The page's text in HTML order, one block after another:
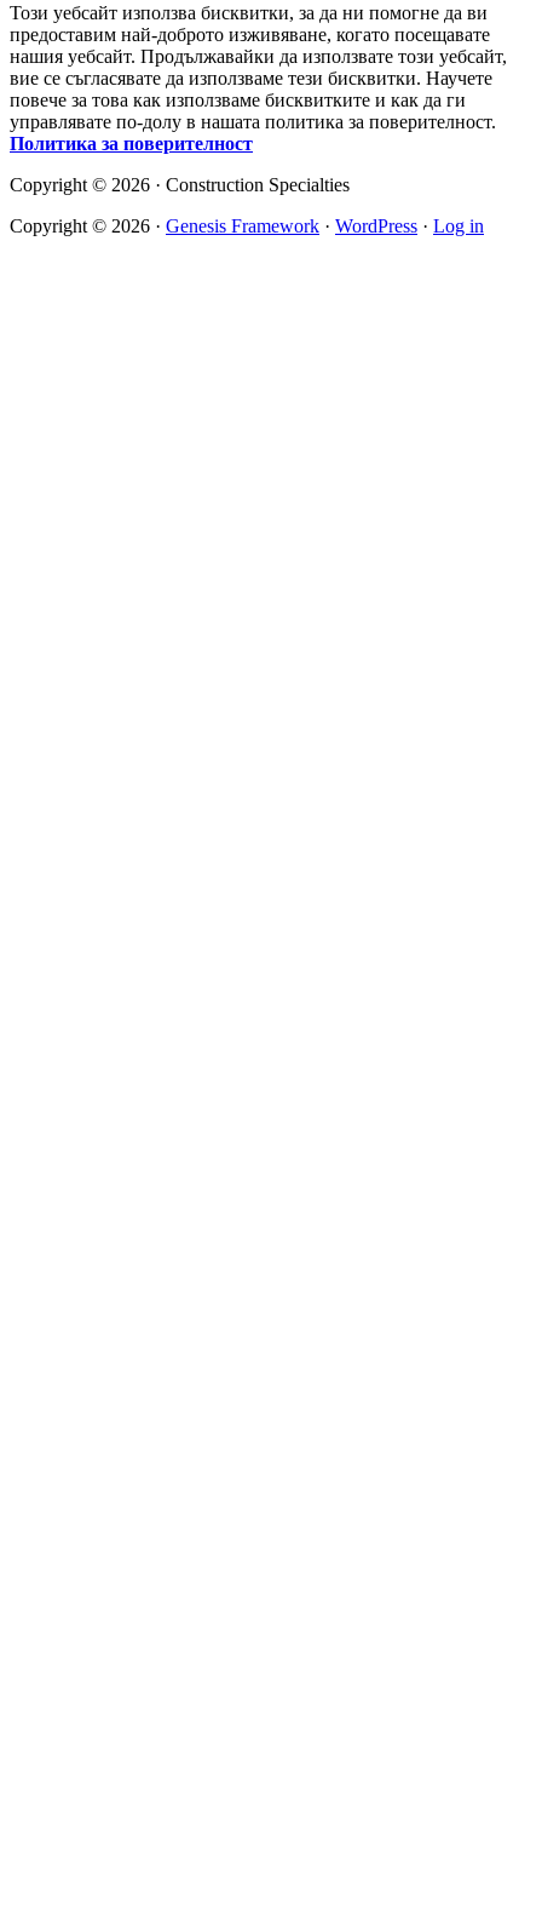
Този уебсайт използва бисквитки, за да ни помогне да ви
предоставим най-доброто изживяване, когато посещавате
нашия уебсайт. Продължавайки да използвате този уебсайт,
вие се съгласявате да използваме тези бисквитки. Научете
повече за това как използваме бисквитките и как да ги
управлявате по-долу в нашата политика за поверителност.
Политика за поверителност
Copyright © 2026 · Construction Specialties
Copyright © 2026 · Genesis Framework · WordPress · Log in